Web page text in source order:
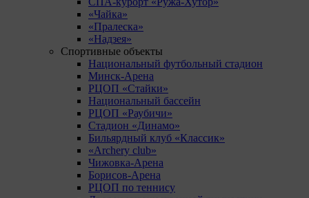
«Чайка»
«Пралеска»
«Надзея»
Спортивные объекты
Национальный футбольный стадион
Минск-Арена
РЦОП «Стайки»
Национальный бассейн
РЦОП «Раубичи»
Стадион «Динамо»
Бильярдный клуб «Классик»
«Archery club»
Чижовка-Арена
Борисов-Арена
РЦОП по теннису